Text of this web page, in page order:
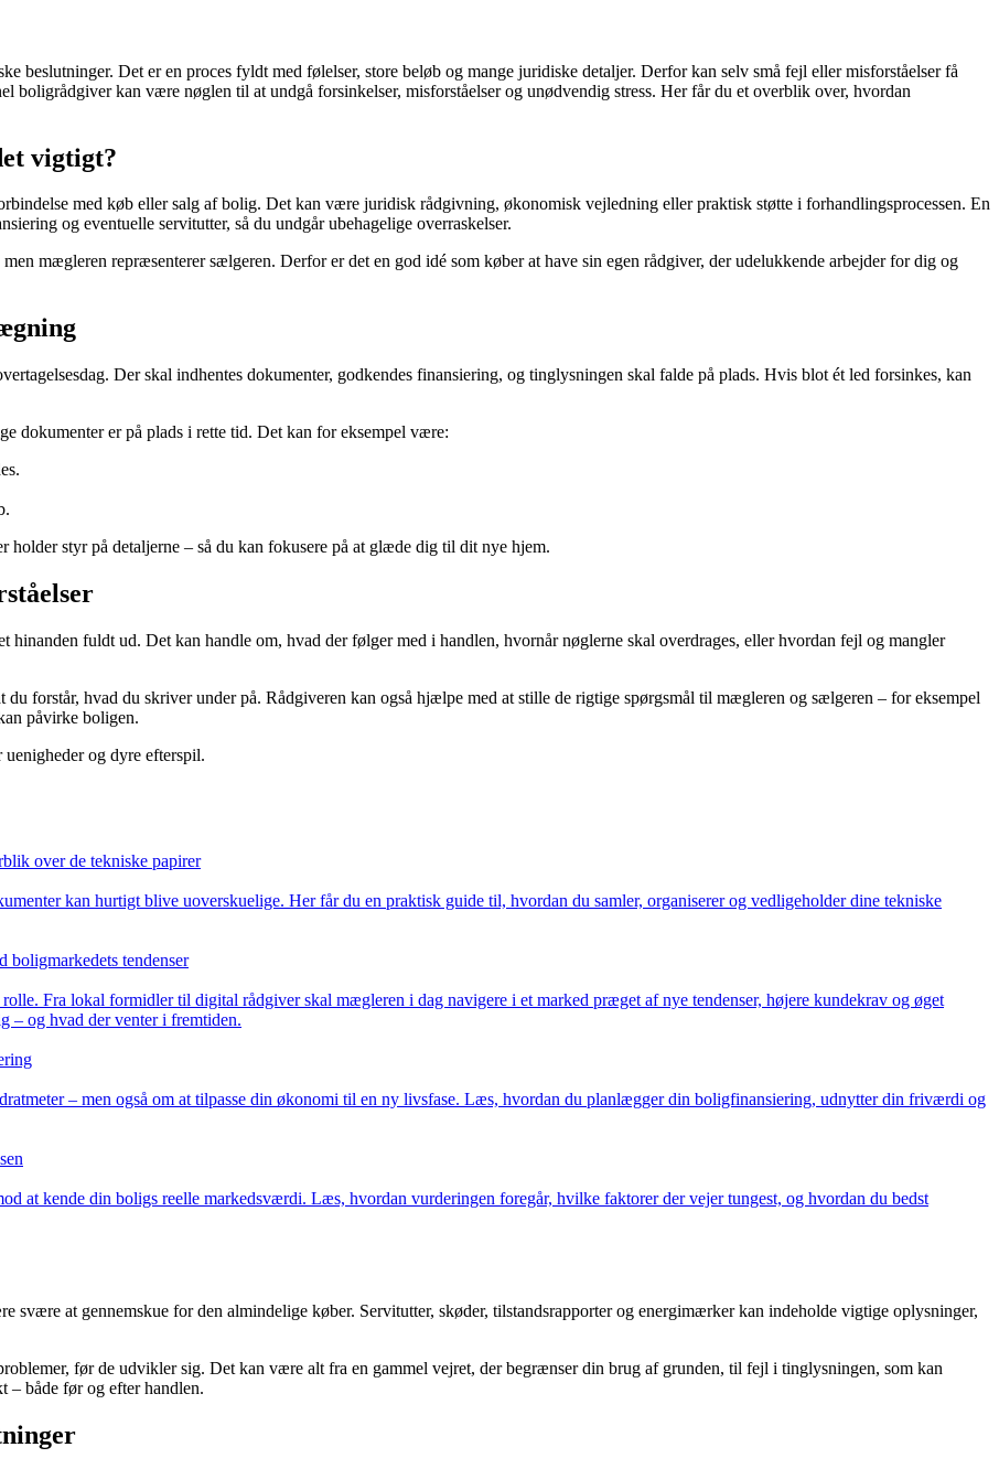
beslutninger. Det er en proces fyldt med følelser, store beløb og mange juridiske detaljer. Derfor kan selv små fejl eller misforståelser få
boligrådgiver kan være nøglen til at undgå forsinkelser, misforståelser og unødvendig stress. Her får du et overblik over, hvordan
vigtigt?
med køb eller salg af bolig. Det kan være juridisk rådgivning, økonomisk vejledning eller praktisk støtte i forhandlingsprocessen. En
og eventuelle servitutter, så du undgår ubehagelige overraskelser.
mægleren repræsenterer sælgeren. Derfor er det en god idé som køber at have sin egen rådgiver, der udelukkende arbejder for dig og
Der skal indhentes dokumenter, godkendes finansiering, og tinglysningen skal falde på plads. Hvis blot ét led forsinkes, kan
dokumenter er på plads i rette tid. Det kan for eksempel være:
styr på detaljerne – så du kan fokusere på at glæde dig til dit nye hjem.
fuldt ud. Det kan handle om, hvad der følger med i handlen, hvornår nøglerne skal overdrages, eller hvordan fejl og mangler
forstår, hvad du skriver under på. Rådgiveren kan også hjælpe med at stille de rigtige spørgsmål til mægleren og sælgeren – for eksempel
påvirke boligen.
og dyre efterspil.
over de tekniske papirer
kan hurtigt blive uoverskuelige. Her får du en praktisk guide til, hvordan du samler, organiserer og vedligeholder dine tekniske
boligmarkedets tendenser
Fra lokal formidler til digital rådgiver skal mægleren i dag navigere i et marked præget af nye tendenser, højere kundekrav og øget
– og hvad der venter i fremtiden.
– men også om at tilpasse din økonomi til en ny livsfase. Læs, hvordan du planlægger din boligfinansiering, udnytter din friværdi og
at kende din boligs reelle markedsværdi. Læs, hvordan vurderingen foregår, hvilke faktorer der vejer tungest, og hvordan du bedst
at gennemskue for den almindelige køber. Servitutter, skøder, tilstandsrapporter og energimærker kan indeholde vigtige oplysninger,
før de udvikler sig. Det kan være alt fra en gammel vejret, der begrænser din brug af grunden, til fejl i tinglysningen, som kan
– både før og efter handlen.